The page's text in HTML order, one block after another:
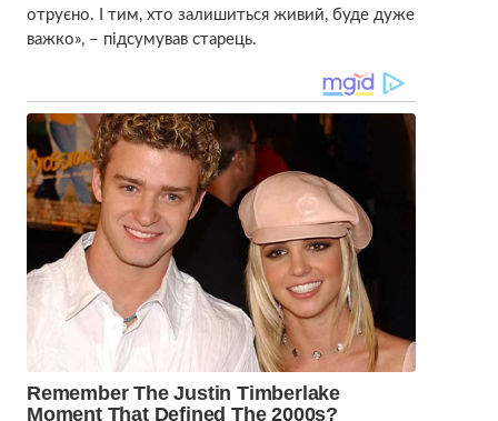
отруєно. І тим, хто залишиться живий, буде дуже
важко», – підсумував старець.